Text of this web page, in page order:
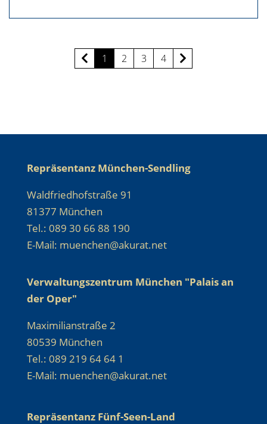
1 2 3 4
Repräsentanz München-Sendling
Waldfriedhofstraße 91
81377 München
Tel.: 089 30 66 88 190
E-Mail: muenchen@akurat.net
Verwaltungszentrum München "Palais an
der Oper"
Maximilianstraße 2
80539 München
Tel.: 089 219 64 64 1
E-Mail: muenchen@akurat.net
Repräsentanz Fünf-Seen-Land